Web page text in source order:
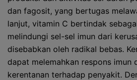
dan fagosit, yang bertugas
lanjut, vitamin C bertindak
melindungi sel-sel imun dari
disebabkan oleh radikal bebas.
dapat melemahkan respons imun
kerentanan terhadap penyakit.